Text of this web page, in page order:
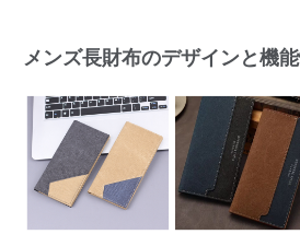
メンズ長財布のデザインと機